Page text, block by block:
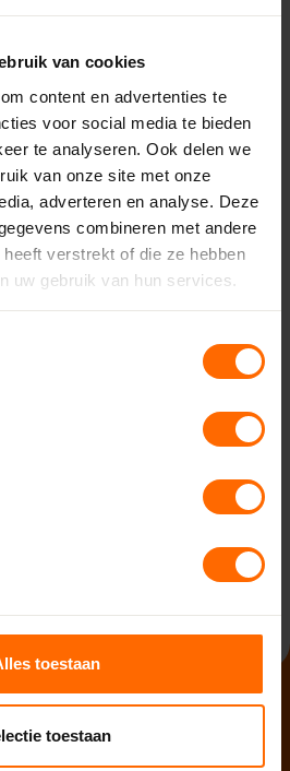
van cookies
content en advertenties te
voor social media te bieden
te analyseren. Ook delen we
van onze site met onze
adverteren en analyse. Deze
combineren met andere
verstrekt of die ze hebben
uw gebruik van hun services.
toestaan
toestaan
vragen naar
daar perfect op in.
samenstellen aan dat je
isolatie wil.
aan de slag.
zowel jij als je klant profiteert!